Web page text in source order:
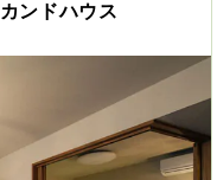
ンドハウス